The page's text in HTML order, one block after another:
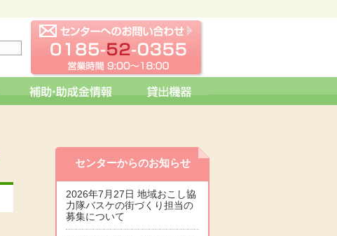
センターからのお知らせ
2026年7月27日 地域おこし協
力隊バスケの街づくり担当の
募集について